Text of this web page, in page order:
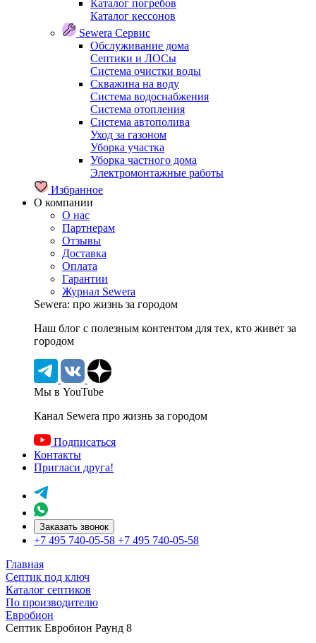
Каталог погребов
Каталог кессонов
Sewera Сервис
Обслуживание дома
Септики и ЛОСы
Система очистки воды
Скважина на воду
Система водоснабжения
Система отопления
Система автополива
Уход за газоном
Уборка участка
Уборка частного дома
Электромонтажные работы
Избранное
О компании
О нас
Партнерам
Отзывы
Доставка
Оплата
Гарантии
Журнал Sewera
Sewera: про жизнь за городом
Наш блог c полезным контентом для тех, кто живет за
городом
Мы в YouTube
Канал Sewera про жизнь за городом
Подписаться
Контакты
Пригласи друга!
Заказать звонок
+7 495 740-05-58 +7 495 740-05-58
Главная
Септик под ключ
Каталог септиков
По производителю
Евробион
Септик Евробион Раунд 8